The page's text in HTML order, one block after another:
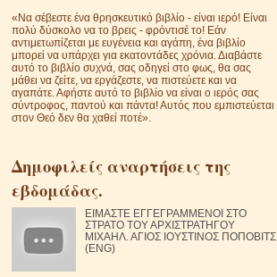
«Να σέβεστε ένα θρησκευτικό βιβλίο - είναι ιερό! Είναι
πολύ δύσκολο να το βρεις - φρόντισέ το! Εάν
αντιμετωπίζεται με ευγένεια και αγάπη, ένα βιβλίο
μπορεί να υπάρχει για εκατοντάδες χρόνια. Διαβάστε
αυτό το βιβλίο συχνά, σας οδηγεί στο φως, θα σας
μάθει να ζείτε, να εργάζεστε, να πιστεύετε και να
αγαπάτε. Αφήστε αυτό το βιβλίο να είναι ο ιερός σας
σύντροφος, παντού και πάντα! Αυτός που εμπιστεύεται
στον Θεό δεν θα χαθεί ποτέ».
Δημοφιλείς αναρτήσεις της
εβδομάδας.
ΕΙΜΑΣΤΕ ΕΓΓΕΓΡΑΜΜΕΝΟΙ ΣΤΟ
ΣΤΡΑΤΟ ΤΟΥ ΑΡΧΙΣΤΡΑΤΗΓΟΥ
ΜΙΧΑΗΛ. ΑΓΙΟΣ ΙΟΥΣΤΙΝΟΣ ΠΟΠΟΒΙΤΣ
(ENG)